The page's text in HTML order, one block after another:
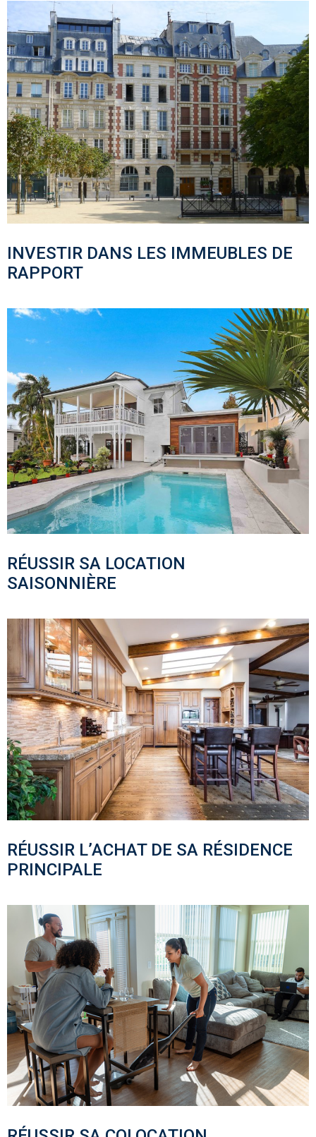
INVESTIR DANS LES IMMEUBLES DE
RAPPORT
RÉUSSIR SA LOCATION
SAISONNIÈRE
RÉUSSIR L’ACHAT DE SA RÉSIDENCE
PRINCIPALE